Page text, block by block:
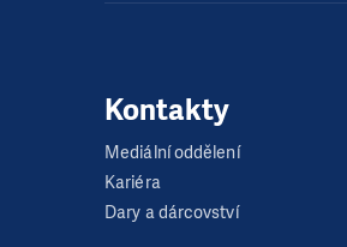
Kontakty
Mediální oddělení
Kariéra
Dary a dárcovství